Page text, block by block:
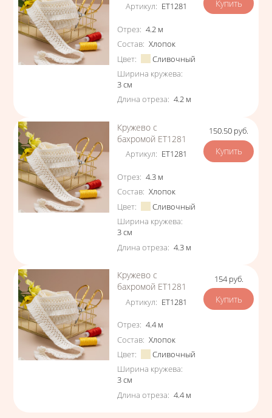
Артикул: ЕТ1281
Характеристики
Отрез: 4.2 м
Состав: Хлопок
Цвет:
Сливочный
Ширина кружева:
3см
Длина отреза: 4.2 м
Кружево с
бахромой ЕТ1281
Артикул: ЕТ1281
Характеристики
Отрез: 4.3 м
Состав: Хлопок
Цвет:
Сливочный
Ширина кружева:
3см
Длина отреза: 4.3 м
Цена
150.50 руб.
Кружево с
бахромой ЕТ1281
Артикул: ЕТ1281
Характеристики
Отрез: 4.4 м
Состав: Хлопок
Цвет:
Сливочный
Ширина кружева:
3см
Длина отреза: 4.4 м
Цена
154 руб.